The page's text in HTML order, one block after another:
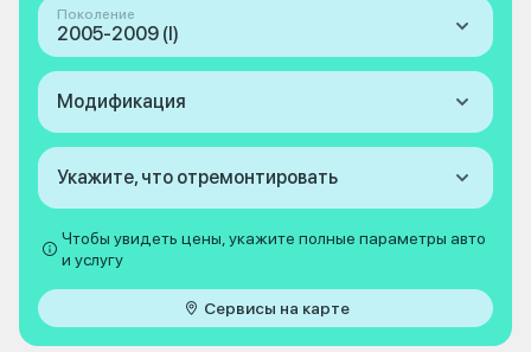
Поколение
2005-2009 (I)
Модификация
Укажите, что отремонтировать
Чтобы увидеть цены, укажите полные параметры авто
и услугу
Сервисы на карте